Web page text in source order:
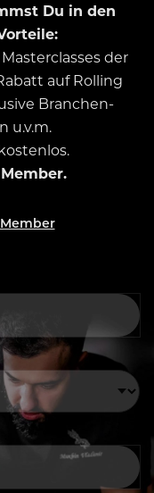
Du in den
der
auf Rolling
Branchen-
u.v.m.